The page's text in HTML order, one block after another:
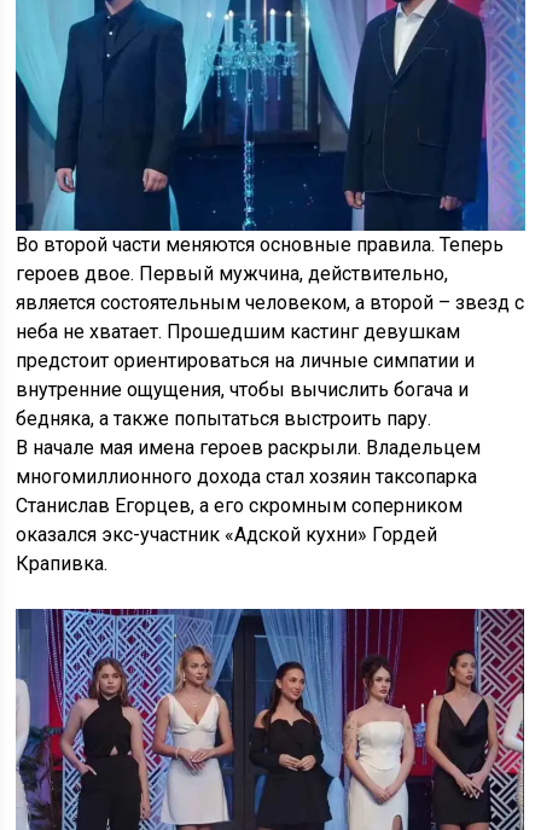
Во второй части меняются основные правила. Теперь
героев двое. Первый мужчина, действительно,
является состоятельным человеком, а второй – звезд с
неба не хватает. Прошедшим кастинг девушкам
предстоит ориентироваться на личные симпатии и
внутренние ощущения, чтобы вычислить богача и
бедняка, а также попытаться выстроить пару.
В начале мая имена героев раскрыли. Владельцем
многомиллионного дохода стал хозяин таксопарка
Станислав Егорцев, а его скромным соперником
оказался экс-участник «Адской кухни» Гордей
Крапивка.